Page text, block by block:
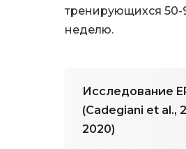
тренирующихся 50-
неделю.
Исследование
(Cadegiani et al.,
2020)